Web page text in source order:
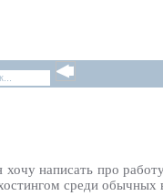
написать про
среди обычных